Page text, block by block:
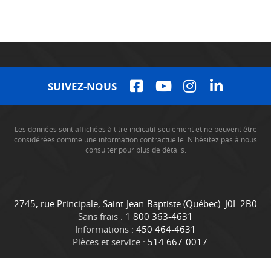
SUIVEZ-NOUS
Les données sont affichées à titre indicatif seulement et ne peuvent être
considérées comme une information contractuelle. N'hésitez pas à nous
consulter pour plus de détails.
C
o
n
t
C
a
m
i
2745, rue Principale, Saint-Jean-Baptiste (Québec) J0L 2B0
Sans frais : 1 800 363-4631
Informations : 450 464-4631
Pièces et service : 514 667-0017